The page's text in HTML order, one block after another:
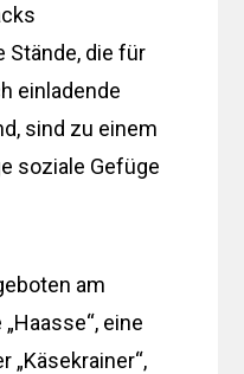
Stände, die für
einladende
sind zu einem
soziale Gefüge
am
eine
„Käsekrainer“,